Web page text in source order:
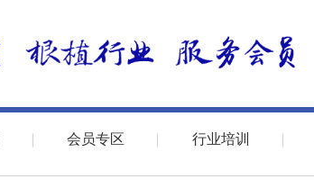
会员专区 行业培训